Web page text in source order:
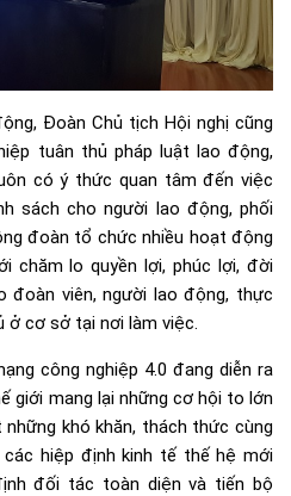
Đoàn Chủ tịch Hội nghị cũng
tuân thủ pháp luật lao động,
có ý thức quan tâm đến việc
sách cho người lao động, phối
đoàn tổ chức nhiều hoạt động
chăm lo quyền lợi, phúc lợi, đời
đoàn viên, người lao động, thực
ở cơ sở tại nơi làm việc.
công nghiệp 4.0 đang diễn ra
giới mang lại những cơ hội to lớn
khó khăn, thách thức cùng
hiệp định kinh tế thế hệ mới
đối tác toàn diện và tiến bộ